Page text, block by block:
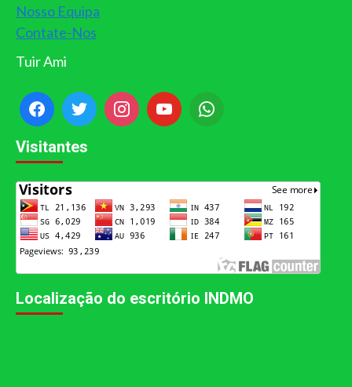
Nosso Equipa
Contate-Nos
Tuir Ami
Visitantes
Localização do escritório INDMO